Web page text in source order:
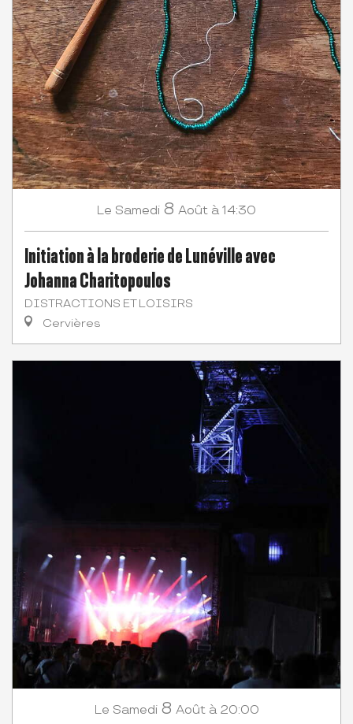
Le Samedi 8 Août à 14:30
Initiation à la broderie de Lunéville avec
Johanna Charitopoulos
DISTRACTIONS ET LOISIRS
Cervières
Le Samedi 8 Août à 20:00